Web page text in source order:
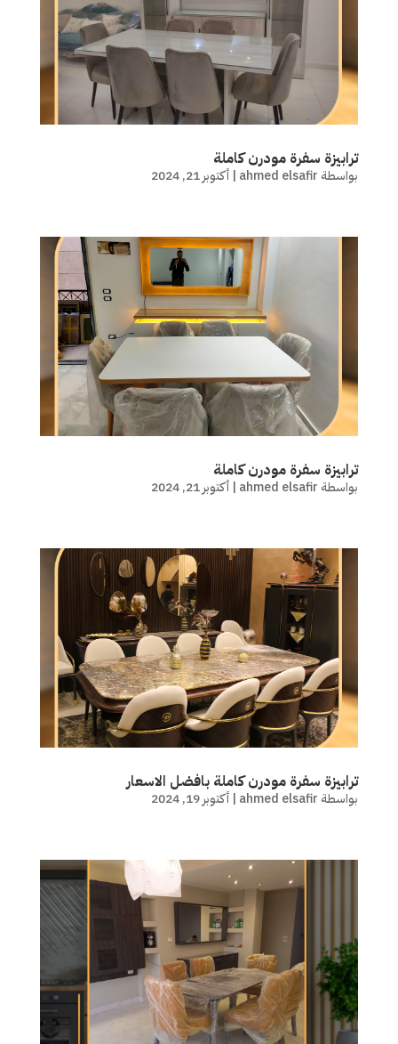
ترابيزة سفرة مودرن كاملة
بواسطة ahmed elsafir
| أكتوبر 21, 2024
ترابيزة سفرة مودرن كاملة
بواسطة ahmed elsafir
| أكتوبر 21, 2024
ترابيزة سفرة مودرن كاملة بافضل الاسعار
بواسطة ahmed elsafir
| أكتوبر 19, 2024